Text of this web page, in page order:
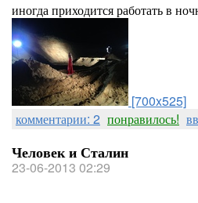
иногда приходится работать в
[700x525]
комментарии: 2 понравилось!
Человек и Сталин
23-06-2013 02:29